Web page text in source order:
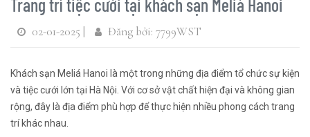
Trang trí tiệc cưới tại khách sạn Meliá Hanoi
02-01-2025 | Đăng bởi: 7799WST
Khách sạn Meliá Hanoi là một trong những địa điểm tổ chức sự kiện
và tiệc cưới lớn tại Hà Nội. Với cơ sở vật chất hiện đại và không gian
rộng, đây là địa điểm phù hợp để thực hiện nhiều phong cách trang
trí khác nhau.